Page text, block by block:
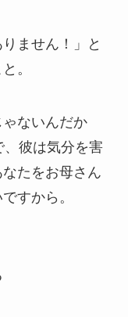
ません！」と
。
ないんだか
、彼は気分を害
たをお母さん
すから。